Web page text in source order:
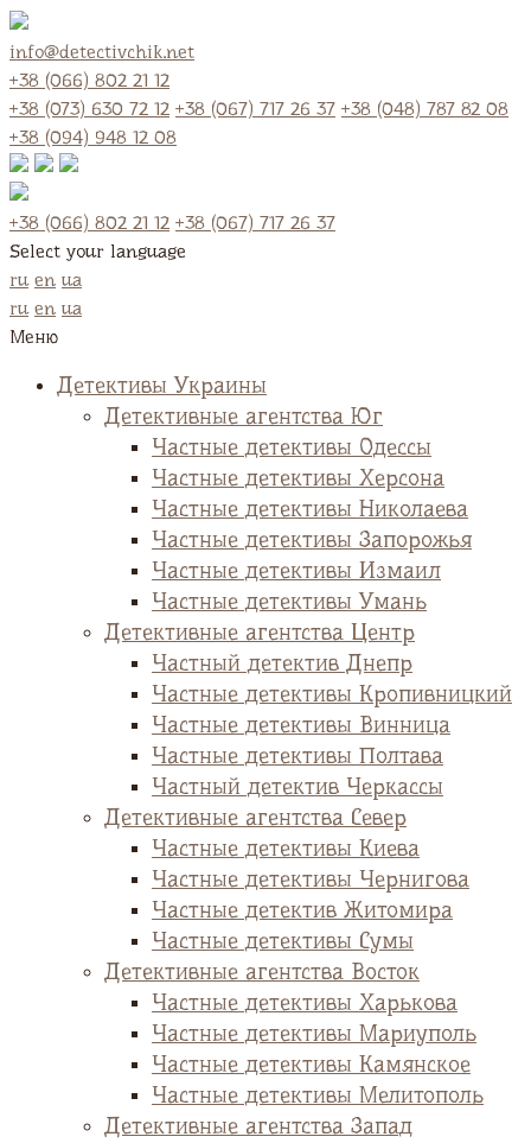
info@detectivchik.net
+38 (066) 802 21 12
+38 (073) 630 72 12 +38 (067) 717 26 37 +38 (048) 787 82 08
+38 (094) 948 12 08
+38 (066) 802 21 12 +38 (067) 717 26 37
Select your language
ru en ua
ru en ua
Меню
Детективы Украины
Детективные агентства Юг
Частные детективы Одессы
Частные детективы Херсона
Частные детективы Николаева
Частные детективы Запорожья
Частные детективы Измаил
Частные детективы Умань
Детективные агентства Центр
Частный детектив Днепр
Частные детективы Кропивницкий
Частные детективы Винница
Частные детективы Полтава
Частный детектив Черкассы
Детективные агентства Север
Частные детективы Киева
Частные детективы Чернигова
Частные детектив Житомира
Частные детективы Сумы
Детективные агентства Восток
Частные детективы Харькова
Частные детективы Мариуполь
Частные детективы Камянское
Частные детективы Мелитополь
Детективные агентства Запад